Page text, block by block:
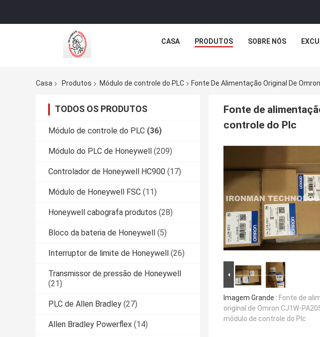
CASA PRODUTOS SOBRE NÓS
Casa Produtos Módulo de controle do PLC Fonte De Alimentação Original De
TODOS OS PRODUTOS
Módulo de controle do PLC (36)
Módulo do PLC de Honeywell (209)
Controlador de Honeywell HC900 (17)
Módulo de Honeywell FSC (11)
Honeywell cabografa produtos (28)
Bloco da bateria de Honeywell (5)
Interruptor de limite de Honeywell (26)
Transmissor de pressão de Honeywell
(21)
PLC de Allen Bradley (27)
Allen Bradley Powerflex (14)
Fonte de
controle do Plc
Imagem Grande : Fonte de
original de Omron CJ1W-
módulo de controle do Plc